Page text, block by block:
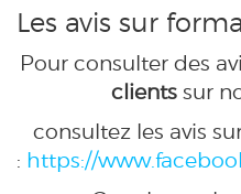
Les avis sur
Pour consulter des
clients sur
consultez les avis
: https://